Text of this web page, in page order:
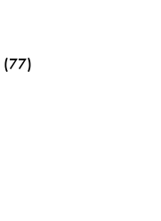
(77)